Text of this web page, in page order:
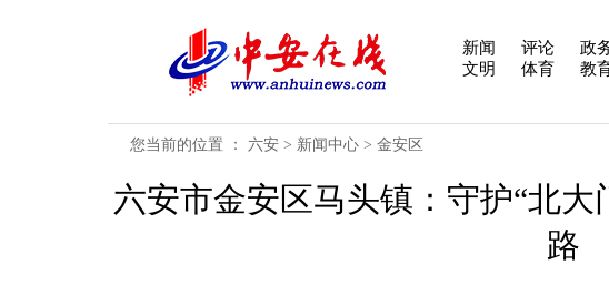
新闻 评论 政
文明
体育 教
您当前的位置 ： 六安 > 新闻中心 > 金安区
六安市金安区马头镇：守护“北大
路